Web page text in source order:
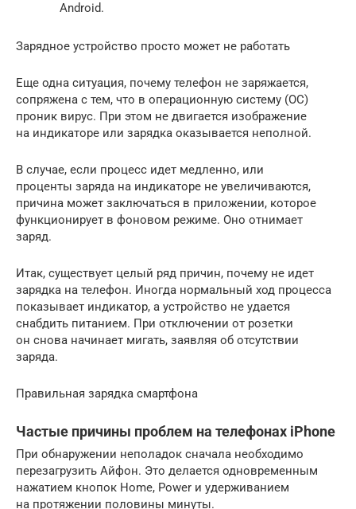
Android.
Зарядное устройство просто может не работать
Еще одна ситуация, почему телефон не заряжается,
сопряжена с тем, что в операционную систему (ОС)
проник вирус. При этом не двигается изображение
на индикаторе или зарядка оказывается неполной.
В случае, если процесс идет медленно, или
проценты заряда на индикаторе не увеличиваются,
причина может заключаться в приложении, которое
функционирует в фоновом режиме. Оно отнимает
заряд.
Итак, существует целый ряд причин, почему не идет
зарядка на телефон. Иногда нормальный ход процесса
показывает индикатор, а устройство не удается
снабдить питанием. При отключении от розетки
он снова начинает мигать, заявляя об отсутствии
заряда.
Правильная зарядка смартфона
Частые причины проблем на телефонах iPhone
При обнаружении неполадок сначала необходимо
перезагрузить Айфон. Это делается одновременным
нажатием кнопок Home, Power и удерживанием
на протяжении половины минуты.